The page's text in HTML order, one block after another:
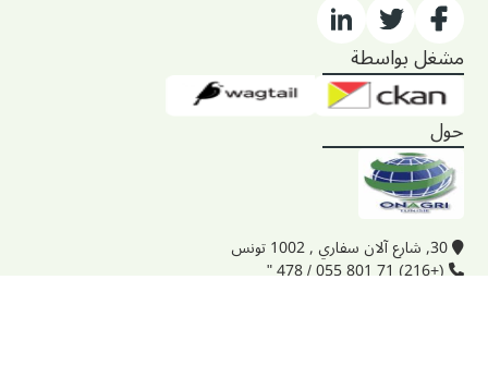
مشغل بواسطة
حول
30, شارع آلان سفاري , 1002 تونس
(+216) 71 801 055 / 478 "